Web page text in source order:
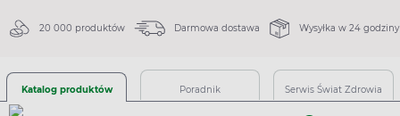
20 000 produktów Darmowa dostawa Wysyłka w 24 godziny
Katalog produktów Poradnik Serwis Świat Zdrowia